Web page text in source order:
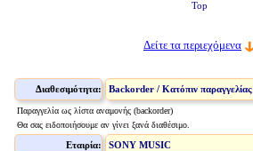
Top
Δείτε τα περιεχόμενα
Διαθεσιμότητα: Backorder / Κατόπιν παραγγελίας
Παραγγελία ως λίστα αναμονής (backorder)
Θα σας ειδοποιήσουμε αν γίνει ξανά διαθέσιμο.
Εταιρία: SONY MUSIC